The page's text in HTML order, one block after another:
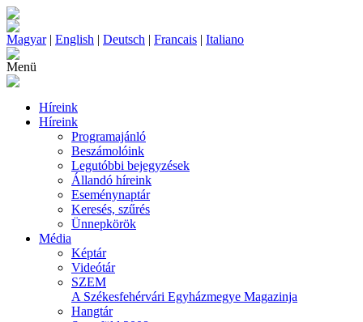
Magyar| English | Deutsch | Francais | Italiano
Menü
Híreink
Híreink
Programajánló
Beszámolóink
Legutóbbi bejegyzések
Állandó híreink
Eseménynaptár
Keresés, szűrés
Ünnepkörök
Média
Képtár
Videótár
SZEM
A Székesfehérvári Egyházmegye Magazinja
Hangtár